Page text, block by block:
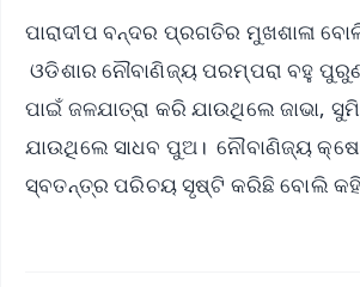
ପାରାଦୀପ ବନ୍ଦର ପ୍ରଗତିର ମୁଖଶାଳା
ଓଡିଶାର ନୌବାଣିଜ୍ୟ ପରମ୍ପରା ବହୁ
ପାଇଁ ଜଳଯାତ୍ରା କରି ଯାଉଥିଲେ ଜାଭା,
ଯାଉଥିଲେ ସାଧବ ପୁଅ। ନୌବାଣିଜ୍ୟ
ସ୍ବତନ୍ତ୍ର ପରିଚୟ ସୃଷ୍ଟି କରିଛି ବୋଲି